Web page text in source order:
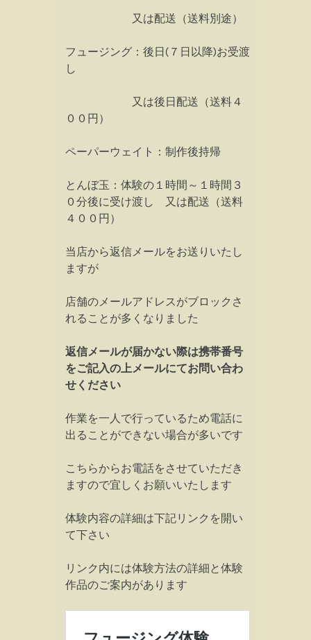
又は配送（送料別途）
フュージング：後日(７日以降)お受渡
し
又は後日配送（送料４
００円）
ペーパーウェイト：制作後持帰
とんぼ玉：体験の１時間～１時間３
０分後に受け渡し 又は配送（送料
４００円）
当店から返信メールをお送りいたし
ますが
店舗のメールアドレスがブロックさ
れることが多くなりました
返信メールが届かない際は携帯番号
をご記入の上メールにてお問い合わ
せください
作業を一人で行っているため電話に
出ることができない場合が多いです
こちらからお電話をさせていただき
ますので宜しくお願いいたします
体験内容の詳細は下記リンクを開い
て下さい
リンク内には体験方法の詳細と体験
作品のご案内があります